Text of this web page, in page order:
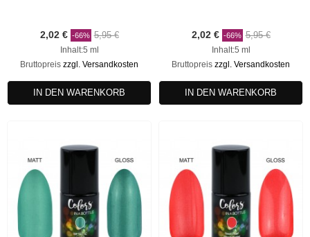
2,02 € -66% 5,95 €
Inhalt:5 ml
Bruttopreis zzgl. Versandkosten
IN DEN WARENKORB
2,02 € -66% 5,95 €
Inhalt:5 ml
Bruttopreis zzgl. Versandkosten
IN DEN WARENKORB